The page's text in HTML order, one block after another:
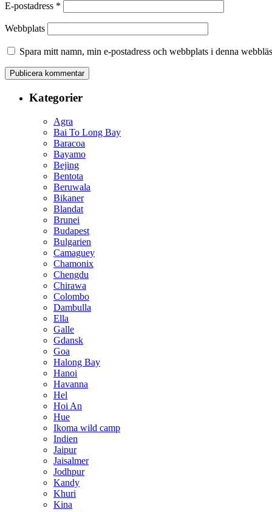
E-postadress *
Webbplats
Spara mitt namn, min e-postadress och webbplats i denna
Kategorier
Agra
Bai To Long Bay
Baracoa
Bayamo
Bejing
Bentota
Beruwala
Bikaner
Blandat
Brunei
Budapest
Bulgarien
Camaguey
Chamonix
Chengdu
Chirawa
Colombo
Dambulla
Ella
Galle
Gdansk
Goa
Halong Bay
Hanoi
Havanna
Hel
Hoi An
Hue
Ikoma wild camp
Indien
Jaipur
Jaisalmer
Jodhpur
Kandy
Khuri
Kina